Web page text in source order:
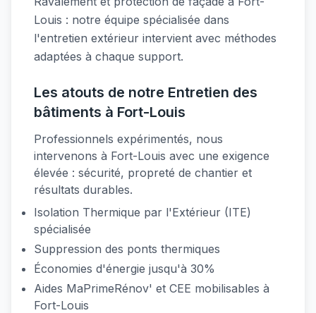
Louis : notre équipe spécialisée dans
l'entretien extérieur intervient avec méthodes
adaptées à chaque support.
Les atouts de notre Entretien des
bâtiments à Fort-Louis
Professionnels expérimentés, nous
intervenons à Fort-Louis avec une exigence
élevée : sécurité, propreté de chantier et
résultats durables.
Isolation Thermique par l'Extérieur (ITE)
spécialisée
Suppression des ponts thermiques
Économies d'énergie jusqu'à 30%
Aides MaPrimeRénov' et CEE mobilisables à
Fort-Louis